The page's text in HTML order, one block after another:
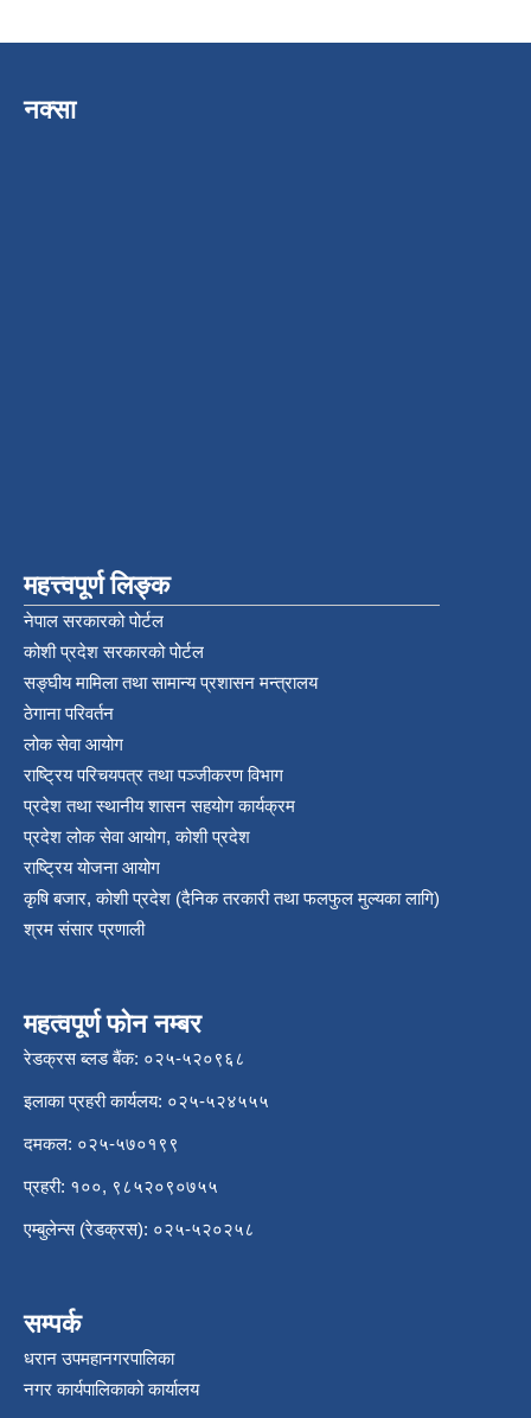
नक्सा
महत्त्वपूर्ण लिङ्क
नेपाल सरकारको पोर्टल
कोशी प्रदेश सरकारको पोर्टल
सङ्‍घीय मामिला तथा सामान्य प्रशासन मन्त्रालय
ठेगाना परिवर्तन
लोक सेवा आयोग
राष्ट्रिय परिचयपत्र तथा पञ्‍जीकरण विभाग
प्रदेश तथा स्थानीय शासन सहयोग कार्यक्रम
प्रदेश लोक सेवा आयोग, कोशी प्रदेश
राष्ट्रिय योजना आयोग
कृषि बजार, कोशी प्रदेश (दैनिक तरकारी तथा फलफुल मुल्यका लागि)
श्रम संसार प्रणाली
महत्वपूर्ण फोन नम्बर
रेडक्रस ब्लड बैंक: ०२५-५२०९६८
इलाका प्रहरी कार्यलय: ०२५-५२४५५५
दमकल: ०२५-५७०१९९
प्रहरी: १००, ९८५२०९०७५५
एम्बुलेन्स (रेडक्रस): ०२५-५२०२५८
सम्पर्क
धरान उपमहानगरपालिका
नगर कार्यपालिकाको कार्यालय